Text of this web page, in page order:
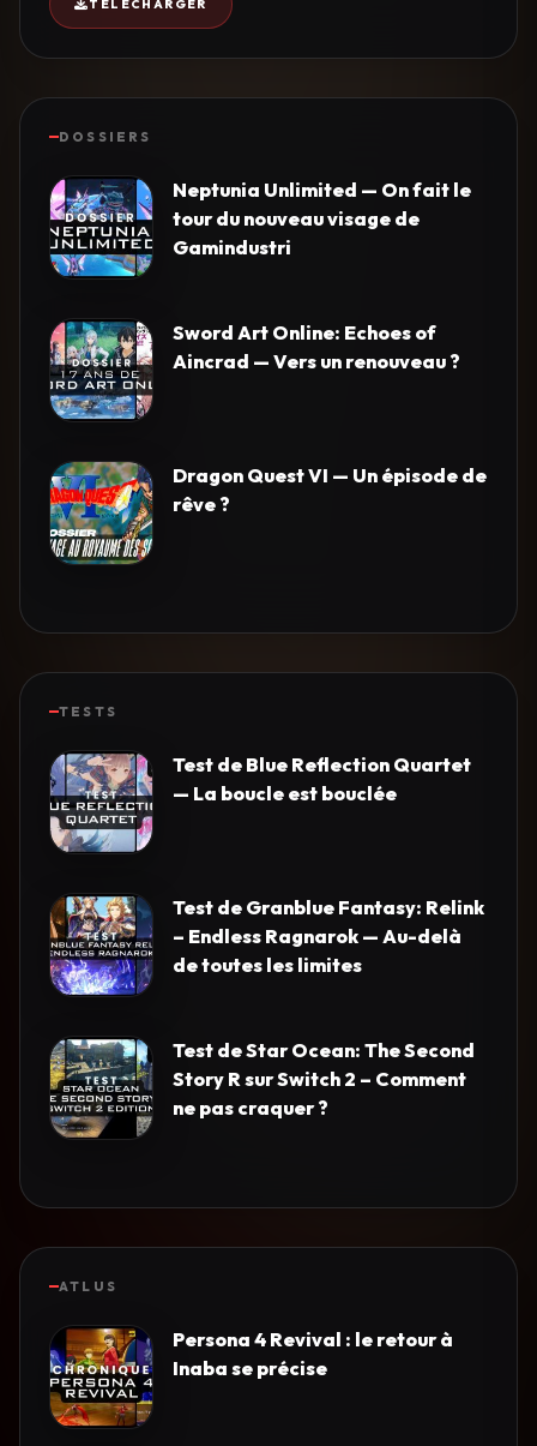
TÉLÉCHARGER
DOSSIERS
Neptunia Unlimited — On fait le
tour du nouveau visage de
Gamindustri
Sword Art Online: Echoes of
Aincrad — Vers un renouveau ?
Dragon Quest VI — Un épisode de
rêve ?
TESTS
Test de Blue Reflection Quartet
— La boucle est bouclée
Test de Granblue Fantasy: Relink
– Endless Ragnarok — Au-delà
de toutes les limites
Test de Star Ocean: The Second
Story R sur Switch 2 – Comment
ne pas craquer ?
ATLUS
Persona 4 Revival : le retour à
Inaba se précise